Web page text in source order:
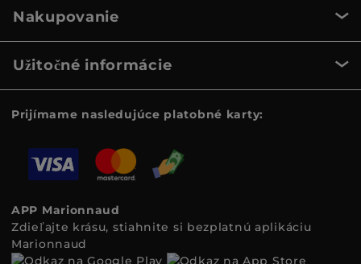
Nakupovanie
Užitočné informácie
Prijímame nasledujúce platobné karty:
APP Marionnaud
Zdieľajte krásu, stiahnite si bezplatnú aplikáciu
Marionnaud